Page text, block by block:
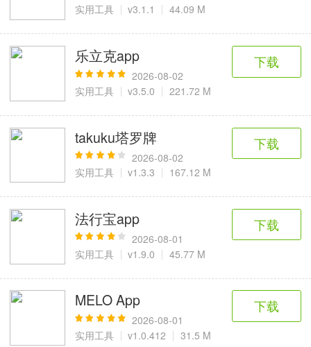
实用工具
v3.1.1 44.09 M
乐立克app
2026-08-02
实用工具
v3.5.0 221.72 M
下载
takuku塔罗牌
2026-08-02
实用工具
v1.3.3 167.12 M
下载
法行宝app
2026-08-01
实用工具
v1.9.0 45.77 M
下载
MELO App
2026-08-01
实用工具
v1.0.412 31.5 M
下载